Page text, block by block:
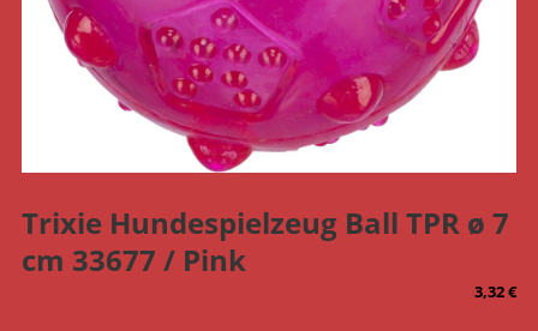
Trixie Hundespielzeug Ball TPR ø 7
cm 33677 / Pink
3,32€